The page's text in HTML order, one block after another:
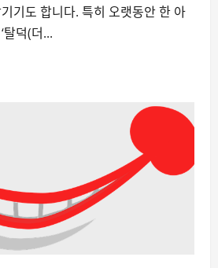
기도 합니다. 특히 오랫동안 한 아
탈덕(더...